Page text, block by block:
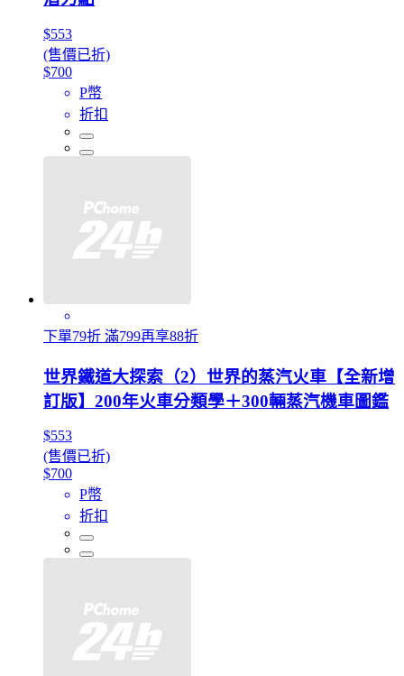
$553
(售價已折)
$700
P幣
折扣
下單79折 滿799再享88折
世界鐵道大探索（2）世界的蒸汽火車【全新增
訂版】200年火車分類學＋300輛蒸汽機車圖鑑
$553
(售價已折)
$700
P幣
折扣